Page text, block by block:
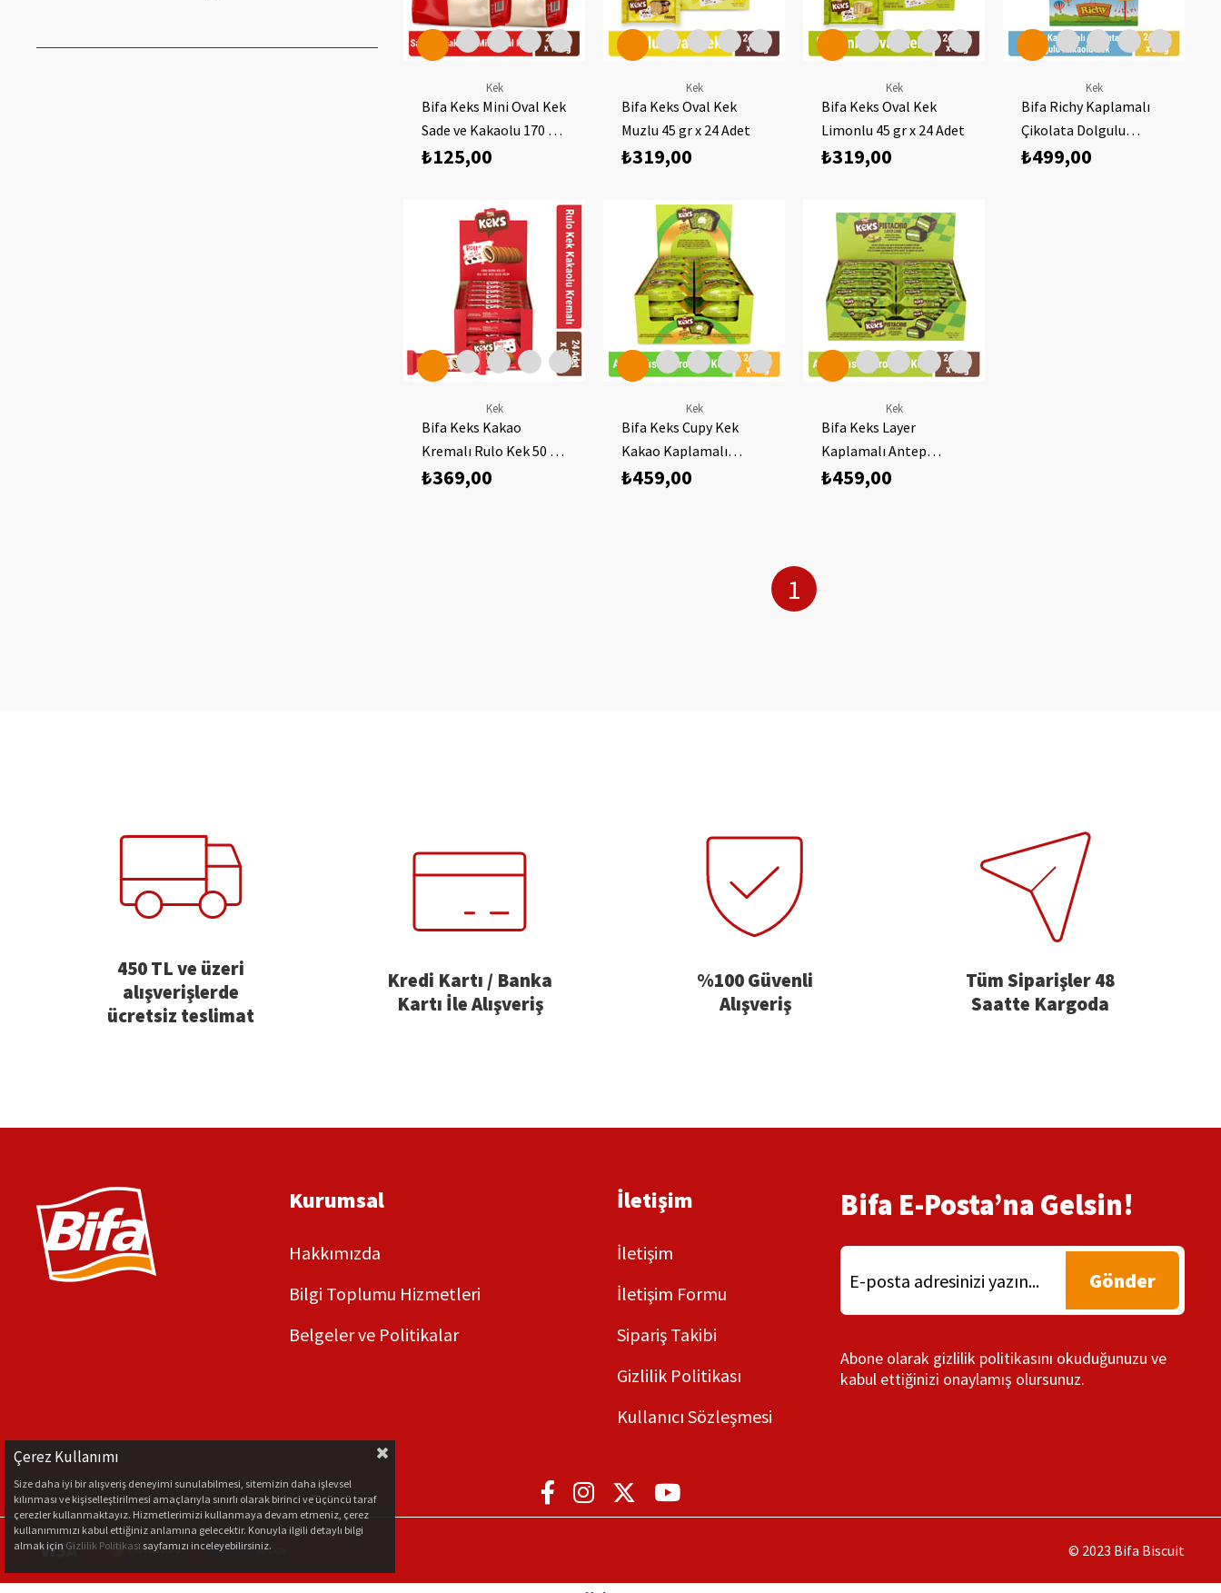
Kek
Bifa Keks Mini Oval Kek
Sade ve Kakaolu 170 gr
x 2 Adet
₺125,00
Kek
Bifa Keks Oval Kek
Muzlu 45 gr x 24 Adet
₺319,00
Kek
Bifa Keks Oval Kek
Limonlu 45 gr x 24 Adet
₺319,00
Kek
Bifa Richy Kaplamalı
Çikolata Dolgulu
Kakaolu Kek 55 gr x 24
₺499,00
Kek
Bifa Keks Kakao
Kremalı Rulo Kek 50 gr
x 24 Adet
₺369,00
Kek
Bifa Keks Cupy Kek
Kakao Kaplamalı
Antep Fıstığı Aromalı
₺459,00
Kek
Bifa Keks Layer
Kaplamalı Antep
Fıstığı Aromalı Kremalı
₺459,00
1
450 TL ve üzeri
alışverişlerde
ücretsiz teslimat
Kredi Kartı / Banka
Kartı İle Alışveriş
%100 Güvenli
Alışveriş
Tüm Siparişler 48
Saatte Kargoda
Kurumsal
Hakkımızda
Bilgi Toplumu Hizmetleri
Belgeler ve Politikalar
İletişim
İletişim
İletişim Formu
Sipariş Takibi
Gizlilik Politikası
Kullanıcı Sözleşmesi
Bifa E-Posta’na Gelsin!
Gönder
Abone olarak gizlilik politikasını okuduğunuzu ve
kabul ettiğinizi onaylamış olursunuz.
© 2023 Bifa Biscuit
Çerez Kullanımı
Size daha iyi bir alışveriş deneyimi sunulabilmesi, sitemizin daha işlevsel
kılınması ve kişiselleştirilmesi amaçlarıyla sınırlı olarak birinci ve üçüncü taraf
çerezler kullanmaktayız. Hizmetlerimizi kullanmaya devam etmeniz, çerez
kullanımımızı kabul ettiğiniz anlamına gelecektir. Konuyla ilgili detaylı bilgi
almak için Gizlilik Politikası sayfamızı inceleyebilirsiniz.